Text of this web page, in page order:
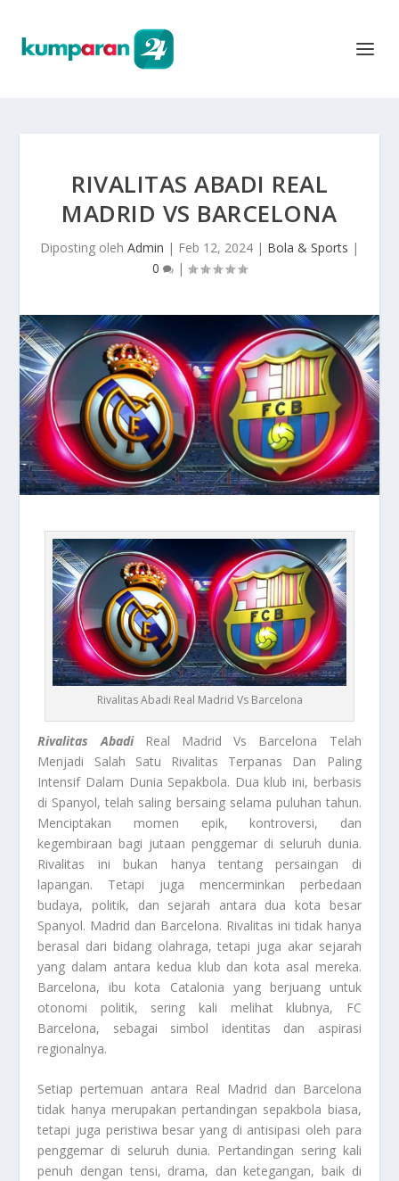
RIVALITAS ABADI REAL
MADRID VS BARCELONA
Diposting oleh Admin | Feb 12, 2024 | Bola & Sports |
0
|
Rivalitas Abadi Real Madrid Vs Barcelona
Rivalitas AbadiReal Madrid Vs Barcelona Telah
Menjadi Salah Satu Rivalitas Terpanas Dan Paling
Intensif Dalam Dunia Sepakbola. Dua klub ini, berbasis
di Spanyol, telah saling bersaing selama puluhan tahun.
Menciptakan momen epik, kontroversi, dan
kegembiraan bagi jutaan penggemar di seluruh dunia.
Rivalitas ini bukan hanya tentang persaingan di
lapangan. Tetapi juga mencerminkan perbedaan
budaya, politik, dan sejarah antara dua kota besar
Spanyol. Madrid dan Barcelona. Rivalitas ini tidak hanya
berasal dari bidang olahraga, tetapi juga akar sejarah
yang dalam antara kedua klub dan kota asal mereka.
Barcelona, ibu kota Catalonia yang berjuang untuk
otonomi politik, sering kali melihat klubnya, FC
Barcelona, sebagai simbol identitas dan aspirasi
regionalnya.
Setiap pertemuan antara Real Madrid dan Barcelona
tidak hanya merupakan pertandingan sepakbola biasa,
tetapi juga peristiwa besar yang di antisipasi oleh para
penggemar di seluruh dunia. Pertandingan sering kali
penuh dengan tensi, drama, dan ketegangan, baik di